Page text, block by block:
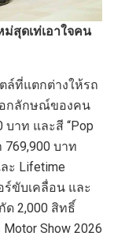
ม่สุดเท่เอาใจคน
ตล์ที่แตกต่างให้รถ
อกลักษณ์ของคน
บาท และสี “Pop
769,900 บาท
ะ Lifetime
ร์ขับเคลื่อน และ
2,000 สิทธิ์
Show 2026